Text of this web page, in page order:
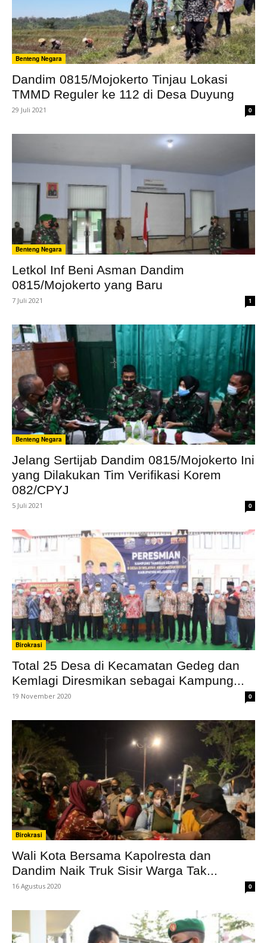
Benteng Negara
Dandim 0815/Mojokerto Tinjau Lokasi
TMMD Reguler ke 112 di Desa Duyung
29 Juli 2021 0
Benteng Negara
Letkol Inf Beni Asman Dandim
0815/Mojokerto yang Baru
7 Juli 2021 1
Benteng Negara
Jelang Sertijab Dandim 0815/Mojokerto Ini
yang Dilakukan Tim Verifikasi Korem
082/CPYJ
5 Juli 2021 0
Birokrasi
Total 25 Desa di Kecamatan Gedeg dan
Kemlagi Diresmikan sebagai Kampung...
19 November 2020 0
Birokrasi
Wali Kota Bersama Kapolresta dan
Dandim Naik Truk Sisir Warga Tak...
16 Agustus 2020 0